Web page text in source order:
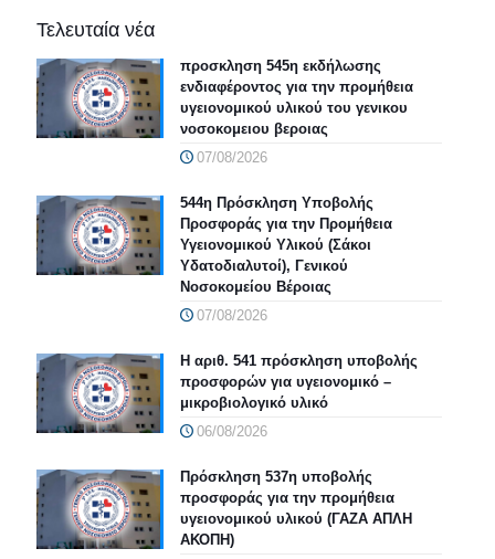
Τελευταία νέα
προσκληση 545η εκδήλωσης
ενδιαφέροντος για την προμήθεια
υγειονομικού υλικού του γενικου
νοσοκομειου βεροιας
07/08/2026
544η Πρόσκληση Υποβολής
Προσφοράς για την Προμήθεια
Υγειονομικού Υλικού (Σάκοι
Υδατοδιαλυτοί), Γενικού
Νοσοκομείου Βέροιας
07/08/2026
Η αριθ. 541 πρόσκληση υποβολής
προσφορών για υγειονομικό –
μικροβιολογικό υλικό
06/08/2026
Πρόσκληση 537η υποβολής
προσφοράς για την προμήθεια
υγειονομικού υλικού (ΓΑΖΑ ΑΠΛΗ
ΑΚΟΠΗ)